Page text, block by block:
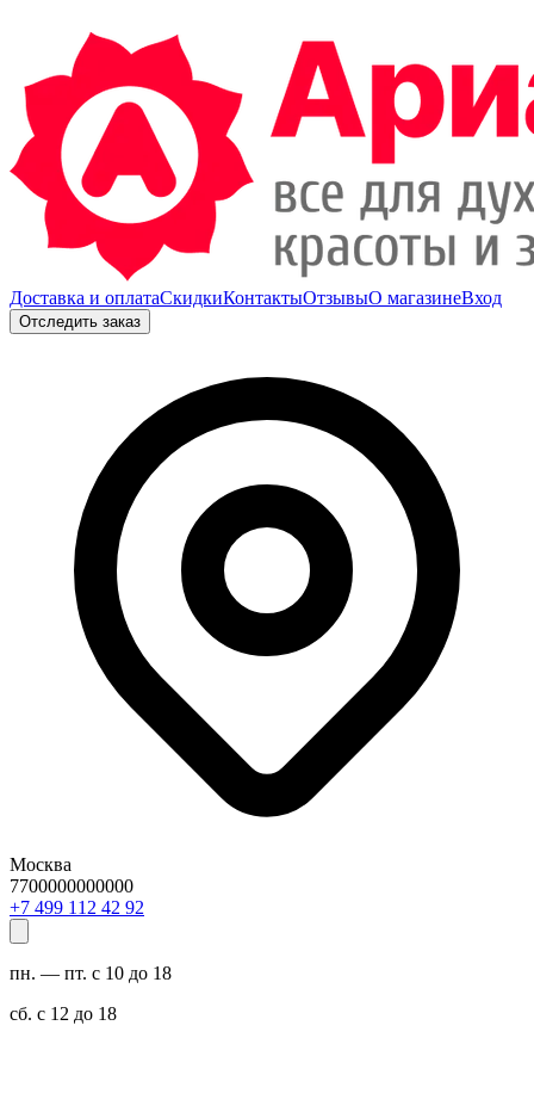
Доставка и оплатаСкидкиКонтактыОтзывыО магазинеВход
Отследить заказ
Москва
7700000000000
29 24 211 994 7+
пн. — пт. с 10 до 18
сб. с 12 до 18